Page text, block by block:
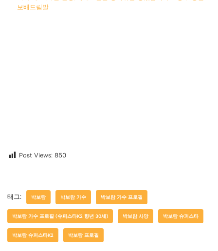
보배드림발
Post Views: 850
태그: 박보람 박보람 가수 박보람 가수 프로필
박보람 가수 프로필 (슈퍼스타K2 향년 30세) 박보람 사망 박보람 슈퍼스타
박보람 슈퍼스타K2 박보람 프로필